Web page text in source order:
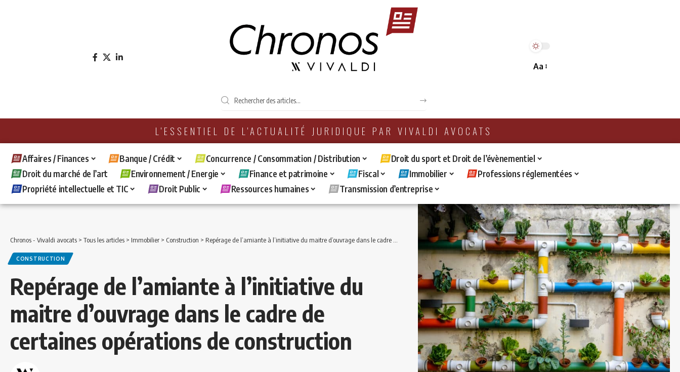
Aa
L'ESSENTIEL DE L'ACTUALITÉ JURIDIQUE PAR VIVALDI AVOCATS
Affaires / Finances Banque / Crédit Concurrence / Consommation / Distribution
Droit du sport et Droit de l’évènementiel
Droit du marché de l’art
Environnement / Energie Finance et patrimoine Fiscal Immobilier
Professions réglementées
Propriété intellectuelle et TIC
Droit Public Ressources humaines Transmission d’entreprise
Chronos - Vivaldi avocats > Tous les articles > Immobilier > Construction > Repérage de l’amiante à l’initiative du maitre d’ouvrage dans le cadre de certaines opérations de construction
CONSTRUCTION
Repérage de l’amiante à l’initiative du
maitre d’ouvrage dans le cadre de
certaines opérations de construction